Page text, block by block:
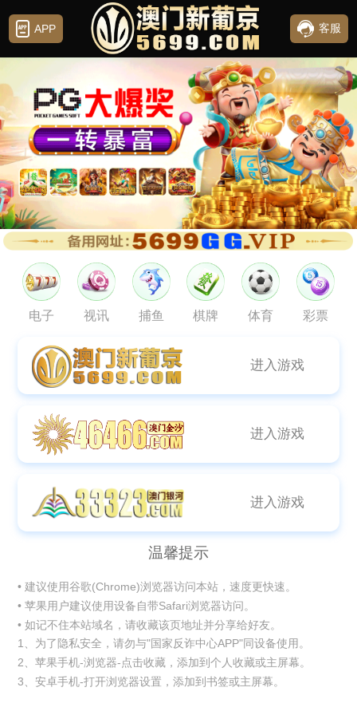
APP 客服
电子 视讯 捕鱼 棋牌 体育 彩票
进入游戏
进入游戏
进入游戏
温馨提示
• 建议使用谷歌(Chrome)浏览器访问本站，速度更快速。
• 苹果用户建议使用设备自带Safari浏览器访问。
• 如记不住本站域名，请收藏该页地址并分享给好友。
1、为了隐私安全，请勿与"国家反诈中心APP"同设备使用。
2、苹果手机-浏览器-点击收藏，添加到个人收藏或主屏幕。
3、安卓手机-打开浏览器设置，添加到书签或主屏幕。